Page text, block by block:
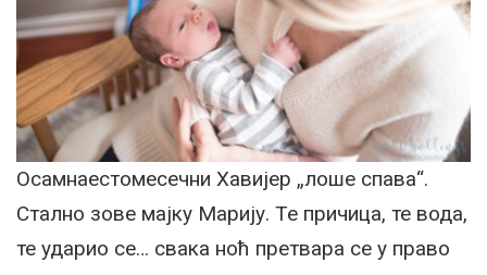
Осамнаестомесечни Хавијер „лоше спава“.
Стално зове мајку Марију. Те причица, те вода,
те ударио се… свака ноћ претвара се у право